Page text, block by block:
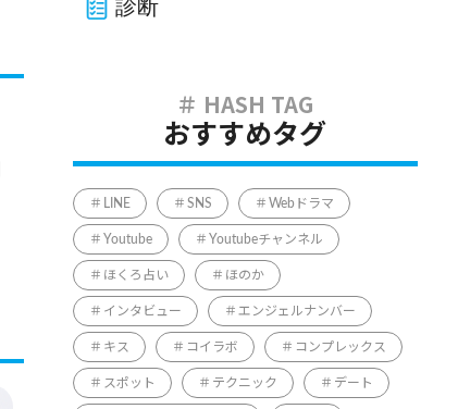
診断
おすすめタグ
LINE SNS Webドラマ
Youtube Youtubeチャンネル
ほくろ占い ほのか
インタビュー エンジェルナンバー
キス コイラボ コンプレックス
スポット テクニック デート